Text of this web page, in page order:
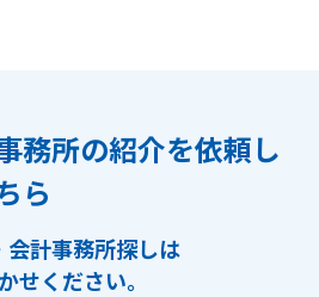
務所の紹介を依頼し
ら
会計事務所探しは
せください。